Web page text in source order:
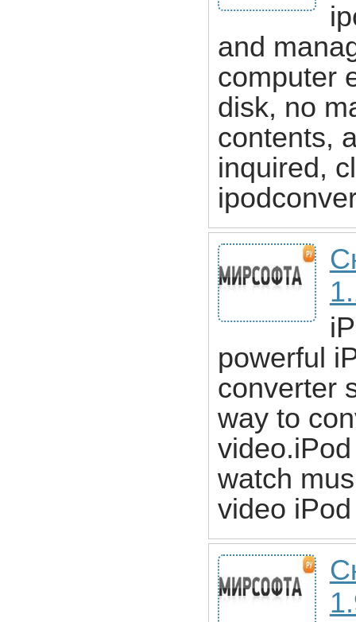
and
computer
disk, no
contents,
inquired,
powerful
converter
way to
watch
video